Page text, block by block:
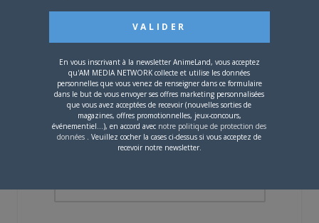
Nom d'utilisateur ou adresse e-mail
En vous inscrivant à la newsletter AnimeLand, vous acceptez
qu'AM MEDIA NETWORK collecte et utilise les données
personnelles que vous venez de renseigner dans ce formulaire
dans le but de vous envoyer ses offres marketing personnalisées
que vous avez acceptées de recevoir (nouvelles sorties de
magazines, offres promotionnelles, jeux-concours,
événementiel...), en accord avec notre politique de protection des
données . Veuillez cocher la cases ci-dessus si vous acceptez de
recevoir notre newsletter.